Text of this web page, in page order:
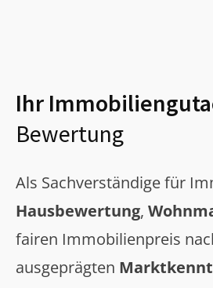
Ihr
Bewertung
Als Sachverständige für
Hausbewertung,
fairen Immobilienpreis
ausgeprägten